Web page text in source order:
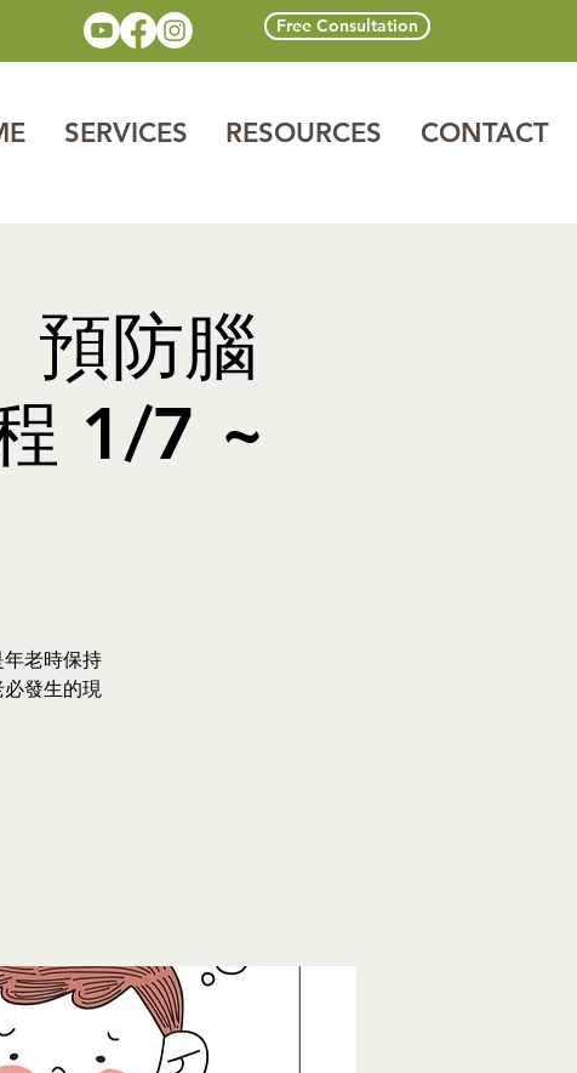
Free Consultation
SERVICES RESOURCES CONTACT
預防腦
1/7 ~
老時保持
必發生的現